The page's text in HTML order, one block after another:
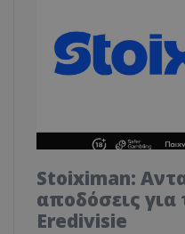
Stoiximan:
αποδόσεις για
Eredivisie